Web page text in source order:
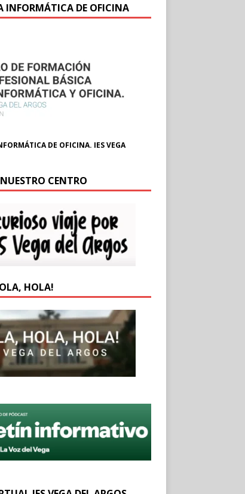
INFORMÁTICA DE OFICINA
DE OFICINA. IES VEGA
CENTRO
HOLA!